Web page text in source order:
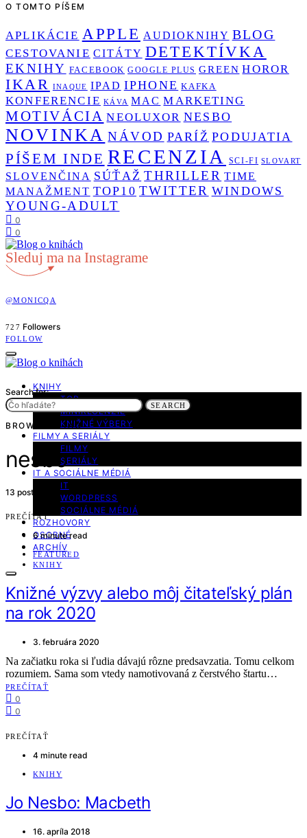
O TOMTO PÍŠEM
APLIKÁCIE APPLE AUDIOKNIHY BLOG
CESTOVANIE CITÁTY DETEKTÍVKA
EKNIHY FACEBOOK GOOGLE PLUS GREEN HOROR
IKAR INAQUE IPAD IPHONE KAFKA
KONFERENCIE KÁVA MAC MARKETING
MOTIVÁCIA NEOLUXOR NESBO
NOVINKA NÁVOD PARÍŽ PODUJATIA
PÍŠEM INDE RECENZIA SCI-FI SLOVART
SLOVENČINA SÚŤAŽ THRILLER TIME
MANAŽMENT TOP10 TWITTER WINDOWS
YOUNG-ADULT
0
0
Sleduj ma na Instagrame
@MONICQA
727 Followers
FOLLOW
KNIHY
TOP
MINIRECENZIE
KNIŽNÉ VÝBERY
FILMY A SERIÁLY
FILMY
SERIÁLY
IT A SOCIÁLNE MÉDIÁ
IT
WORDPRESS
SOCIÁLNE MÉDIÁ
ROZHOVORY
OSOBNÉ
ARCHÍV
Search for:
SEARCH
BROWSING TAG
nesbo
13 posts
PREČÍTAŤ
6 minute read
FEATURED
KNIHY
Knižné výzvy alebo môj čitateľský plán
na rok 2020
3. februára 2020
Na začiatku roka si ľudia dávajú rôzne predsavzatia. Tomu celkom
rozumiem. Sama som vtedy namotivovaná z čerstvého štartu…
PREČÍTAŤ
0
0
PREČÍTAŤ
4 minute read
KNIHY
Jo Nesbo: Macbeth
16. apríla 2018